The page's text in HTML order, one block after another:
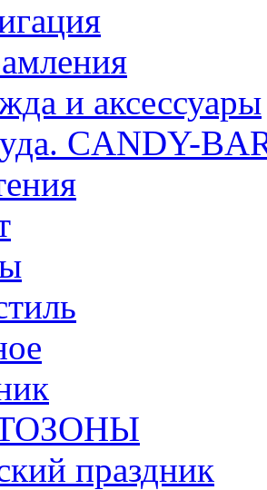
и аксессуары
CANDY-
праздник